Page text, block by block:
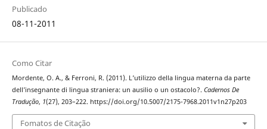
Publicado
08-11-2011
Como Citar
Mordente, O. A., & Ferroni, R. (2011). L’utilizzo della lingua materna da parte
dell’insegnante di lingua straniera: un ausilio o un ostacolo?. Cadernos De
Tradução, 1(27), 203–222. https://doi.org/10.5007/2175-7968.2011v1n27p203
Fomatos de Citação